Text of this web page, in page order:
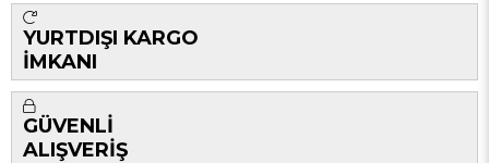
YURTDIŞI KARGO
İMKANI
GÜVENLİ
ALIŞVERİŞ